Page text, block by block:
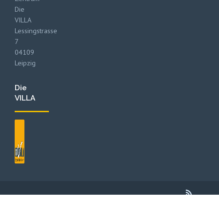
Die
VILLA
Lessingstrasse
7
04109
Leipzig
Die
VILLA